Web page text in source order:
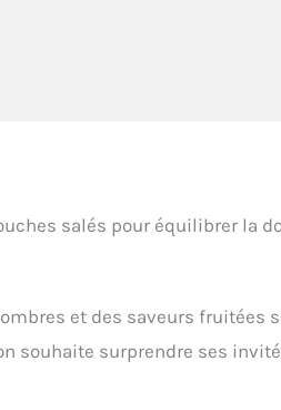
salés pour équilibrer la
et des saveurs fruitées
souhaite surprendre ses